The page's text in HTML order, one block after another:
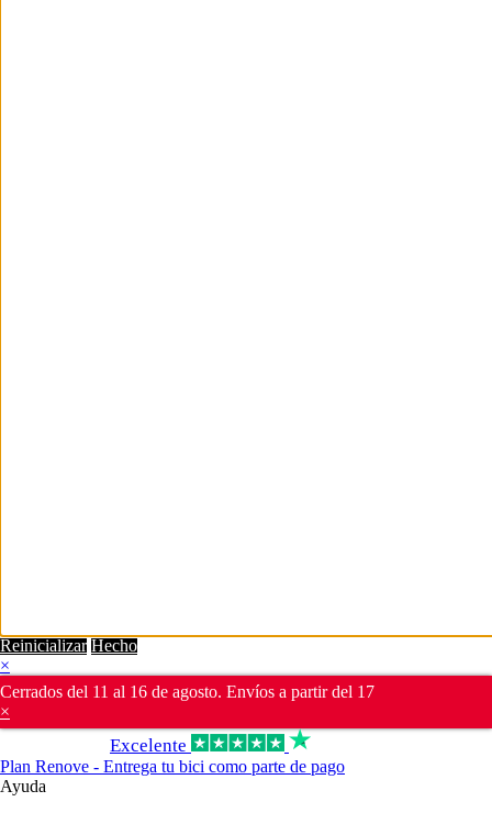
Reinicializar Hecho
×
Cerrados del 11 al 16 de agosto. Envíos a partir del 17
×
Excelente
Plan Renove - Entrega tu bici como parte de pago
Ayuda